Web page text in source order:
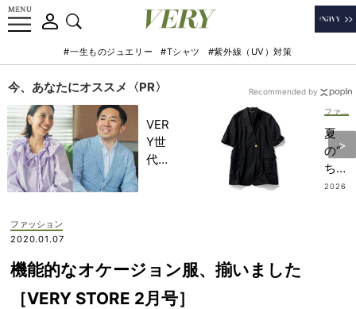
#一生ものジュエリー #Tシャツ #紫外線（UV）対策
今、あなたにオススメ〈PR〉
VER
Y世
代が
んと
考え
る
夏
の“
ちゃ
んと
2026
Recommended by
ファッション
2020.01.07
機能的なオケージョン服、揃いました
［VERY STORE 2月号］